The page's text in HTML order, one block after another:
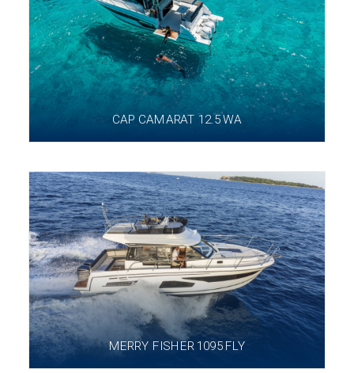
CAP CAMARAT 12.5 WA
MERRY FISHER 1095 FLY